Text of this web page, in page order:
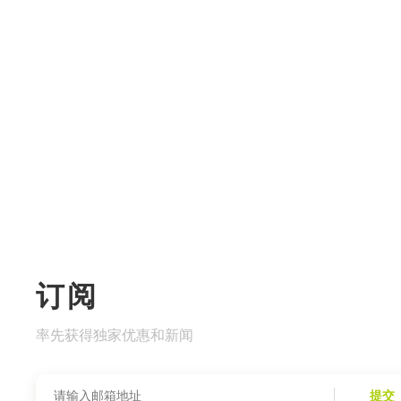
订阅
率先获得独家优惠和新闻
提交